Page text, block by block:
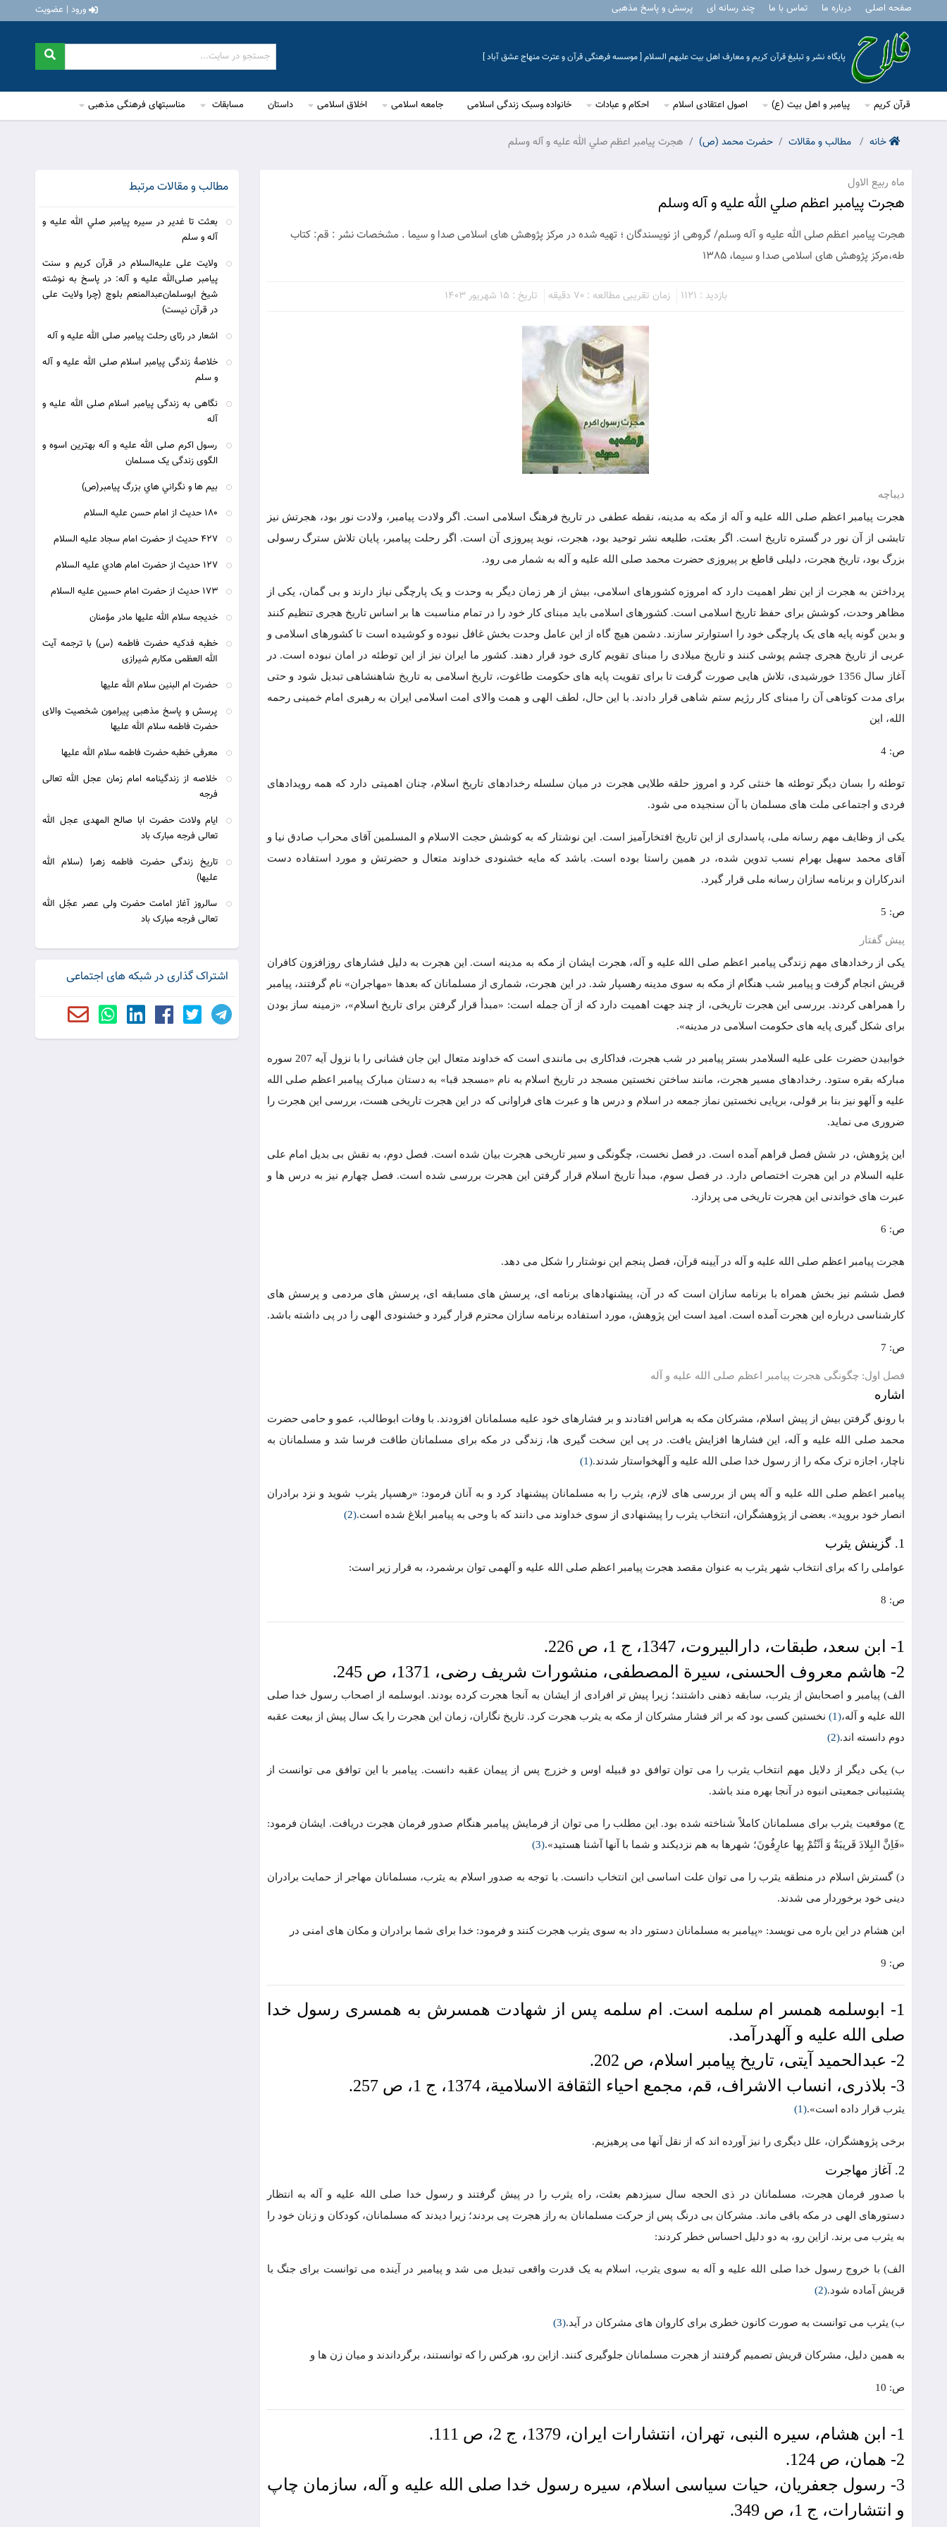
صفحه اصلی درباره ما تماس با ما چند رسانه ای پرسش و پاسخ مذهبی ورود | عضویت
پایگاه نشر و تبلیغ قرآن کریم و معارف اهل بیت علیهم السلام [ موسسه فرهنگی قرآن و عترت منهاج عشق آباد ]
قرآن کریم پیامبر و اهل بیت (ع) اصول اعتقادی اسلام احکام و عبادات خانواده وسبک زندگی اسلامی جامعه اسلامی اخلاق اسلامی داستان مسابقات مناسبتهای فرهنگی مذهبی
خانه مطالب و مقالات حضرت محمد (ص) هجرت پيامبر اعظم صلي الله عليه و آله وسلم
ماه ربیع الاول
هجرت پيامبر اعظم صلي الله عليه و آله وسلم
هجرت پیامبر اعظم صلی الله علیه و آله وسلم/ گروهی از نویسندگان ؛ تهیه شده در مرکز پژوهش های اسلامی صدا و سیما . مشخصات نشر : قم: کتاب
طه،مرکز پژوهش های اسلامی صدا و سیما، 1385
بازدید : 1121 زمان تقریبی مطالعه : 70 دقیقه تاریخ : 15 شهریور 1403
دیباچه
هجرت پیامبر اعظم صلی الله علیه و آله از مکه به مدینه، نقطه عطفی در تاریخ فرهنگ اسلامی است. اگر ولادت پیامبر، ولادت نور بود، هجرتش نیز
تابشی از آن نور در گستره تاریخ است. اگر بعثت، طلیعه نشر توحید بود، هجرت، نوید پیروزی آن است. اگر رحلت پیامبر، پایان تلاش سترگ رسولی
بزرگ بود، تاریخ هجرت، دلیلی قاطع بر پیروزی حضرت محمد صلی الله علیه و آله به شمار می رود.
پرداختن به هجرت از این نظر اهمیت دارد که امروزه کشورهای اسلامی، بیش از هر زمان دیگر به وحدت و یک پارچگی نیاز دارند و بی گمان، یکی از
مظاهر وحدت، کوشش برای حفظ تاریخ اسلامی است. کشورهای اسلامی باید مبنای کار خود را در تمام مناسبت ها بر اساس تاریخ هجری تنظیم کنند
و بدین گونه پایه های یک پارچگی خود را استوارتر سازند. دشمن هیچ گاه از این عامل وحدت بخش غافل نبوده و کوشیده است تا کشورهای اسلامی و
عربی از تاریخ هجری چشم پوشی کنند و تاریخ میلادی را مبنای تقویم کاری خود قرار دهند. کشور ما ایران نیز از این توطئه در امان نبوده است. در
آغاز سال 1356 خورشیدی، تلاش هایی صورت گرفت تا برای تقویت پایه های حکومت طاغوت، تاریخ اسلامی به تاریخ شاهنشاهی تبدیل شود و حتی
برای مدت کوتاهی آن را مبنای کار رژیم ستم شاهی قرار دادند. با این حال، لطف الهی و همت والای امت اسلامی ایران به رهبری امام خمینی رحمه
الله، این
ص: 4
توطئه را بسان دیگر توطئه ها خنثی کرد و امروز حلقه طلایی هجرت در میان سلسله رخدادهای تاریخ اسلام، چنان اهمیتی دارد که همه رویدادهای
فردی و اجتماعی ملت های مسلمان با آن سنجیده می شود.
یکی از وظایف مهم رسانه ملی، پاسداری از این تاریخ افتخارآمیز است. این نوشتار که به کوشش حجت الاسلام و المسلمین آقای محراب صادق نیا و
آقای محمد سهیل بهرام نسب تدوین شده، در همین راستا بوده است. باشد که مایه خشنودی خداوند متعال و حضرتش و مورد استفاده دست
اندرکاران و برنامه سازان رسانه ملی قرار گیرد.
ص: 5
پیش گفتار
یکی از رخدادهای مهم زندگی پیامبر اعظم صلی الله علیه و آله، هجرت ایشان از مکه به مدینه است. این هجرت به دلیل فشارهای روزافزون کافران
قریش انجام گرفت و پیامبر شب هنگام از مکه به سوی مدینه رهسپار شد. در این هجرت، شماری از مسلمانان که بعدها «مهاجران» نام گرفتند، پیامبر
را همراهی کردند. بررسی این هجرت تاریخی، از چند جهت اهمیت دارد که از آن جمله است: «مبدأ قرار گرفتن برای تاریخ اسلام»، «زمینه ساز بودن
برای شکل گیری پایه های حکومت اسلامی در مدینه».
خوابیدن حضرت علی علیه السلامدر بستر پیامبر در شب هجرت، فداکاری بی مانندی است که خداوند متعال این جان فشانی را با نزول آیه 207 سوره
مبارکه بقره ستود. رخدادهای مسیر هجرت، مانند ساختن نخستین مسجد در تاریخ اسلام به نام «مسجد قبا» به دستان مبارک پیامبر اعظم صلی الله
علیه و آلهو نیز بنا بر قولی، برپایی نخستین نماز جمعه در اسلام و درس ها و عبرت های فراوانی که در این هجرت تاریخی هست، بررسی این هجرت را
ضروری می نماید.
این پژوهش، در شش فصل فراهم آمده است. در فصل نخست، چگونگی و سیر تاریخی هجرت بیان شده است. فصل دوم، به نقش بی بدیل امام علی
علیه السلام در این هجرت اختصاص دارد. در فصل سوم، مبدأ تاریخ اسلام قرار گرفتن این هجرت بررسی شده است. فصل چهارم نیز به درس ها و
عبرت های خواندنی این هجرت تاریخی می پردازد.
ص: 6
هجرت پیامبر اعظم صلی الله علیه و آله در آیینه قرآن، فصل پنجم این نوشتار را شکل می دهد.
فصل ششم نیز بخش همراه با برنامه سازان است که در آن، پیشنهادهای برنامه ای، پرسش های مسابقه ای، پرسش های مردمی و پرسش های
کارشناسی درباره این هجرت آمده است. امید است این پژوهش، مورد استفاده برنامه سازان محترم قرار گیرد و خشنودی الهی را در پی داشته باشد.
ص: 7
فصل اول: چگونگی هجرت پیامبر اعظم صلی الله علیه و آله
اشاره
با رونق گرفتن بیش از پیش اسلام، مشرکان مکه به هراس افتادند و بر فشارهای خود علیه مسلمانان افزودند. با وفات ابوطالب، عمو و حامی حضرت
محمد صلی الله علیه و آله، این فشارها افزایش یافت. در پی این سخت گیری ها، زندگی در مکه برای مسلمانان طاقت فرسا شد و مسلمانان به
ناچار، اجازه ترک مکه را از رسول خدا صلی الله علیه و آلهخواستار شدند.(1)
پیامبر اعظم صلی الله علیه و آله پس از بررسی های لازم، یثرب را به مسلمانان پیشنهاد کرد و به آنان فرمود: «رهسپار یثرب شوید و نزد برادران
انصار خود بروید». بعضی از پژوهشگران، انتخاب یثرب را پیشنهادی از سوی خداوند می دانند که با وحی به پیامبر ابلاغ شده است.(2)
1. گزینش یثرب
عواملی را که برای انتخاب شهر یثرب به عنوان مقصد هجرت پیامبر اعظم صلی الله علیه و آلهمی توان برشمرد، به قرار زیر است:
ص: 8
1- ابن سعد، طبقات، دارالبیروت، 1347، ج 1، ص 226.
2- هاشم معروف الحسنی، سیرة المصطفی، منشورات شریف رضی، 1371، ص 245.
الف) پیامبر و اصحابش از یثرب، سابقه ذهنی داشتند؛ زیرا پیش تر افرادی از ایشان به آنجا هجرت کرده بودند. ابوسلمه از اصحاب رسول خدا صلی
الله علیه و آله،(1)
نخستین کسی بود که بر اثر فشار مشرکان از مکه به یثرب هجرت کرد. تاریخ نگاران، زمان این هجرت را یک سال پیش از بیعت عقبه
دوم دانسته اند.(2)
ب) یکی دیگر از دلایل مهم انتخاب یثرب را می توان توافق دو قبیله اوس و خزرج پس از پیمان عقبه دانست. پیامبر با این توافق می توانست از
پشتیبانی جمعیتی انبوه در آنجا بهره مند باشد.
ج) موقعیت یثرب برای مسلمانان کاملاً شناخته شده بود. این مطلب را می توان از فرمایش پیامبر هنگام صدور فرمان هجرت دریافت. ایشان فرمود:
«فَاِنَّ البِلادَ قَریبَةٌ وَ اَنْتُمْ بِها عارِفُونَ؛ شهرها به هم نزدیکند و شما با آنها آشنا هستید».(3)
د) گسترش اسلام در منطقه یثرب را می توان علت اساسی این انتخاب دانست. با توجه به صدور اسلام به یثرب، مسلمانان مهاجر از حمایت برادران
دینی خود برخوردار می شدند.
ابن هشام در این باره می نویسد: «پیامبر به مسلمانان دستور داد به سوی یثرب هجرت کنند و فرمود: خدا برای شما برادران و مکان های امنی در
ص: 9
1- ابوسلمه همسر ام سلمه است. ام سلمه پس از شهادت همسرش به همسری رسول خدا
صلی الله علیه و آلهدرآمد.
2- عبدالحمید آیتی، تاریخ پیامبر اسلام، ص 202.
3- بلاذری، انساب الاشراف، قم، مجمع احیاء الثقافة الاسلامیة، 1374، ج 1، ص 257.
یثرب قرار داده است».(1)
برخی پژوهشگران، علل دیگری را نیز آورده اند که از نقل آنها می پرهیزیم.
2. آغاز مهاجرت
با صدور فرمان هجرت، مسلمانان در ذی الحجه سال سیزدهم بعثت، راه یثرب را در پیش گرفتند و رسول خدا صلی الله علیه و آله به انتظار
دستورهای الهی در مکه باقی ماند. مشرکان بی درنگ پس از حرکت مسلمانان به راز هجرت پی بردند؛ زیرا دیدند که مسلمانان، کودکان و زنان خود را
به یثرب می برند. ازاین رو، به دو دلیل احساس خطر کردند:
الف) با خروج رسول خدا صلی الله علیه و آله به سوی یثرب، اسلام به یک قدرت واقعی تبدیل می شد و پیامبر در آینده می توانست برای جنگ با
قریش آماده شود.(2)
ب) یثرب می توانست به صورت کانون خطری برای کاروان های مشرکان در آید.(3)
به همین دلیل، مشرکان قریش تصمیم گرفتند از هجرت مسلمانان جلوگیری کنند. ازاین رو، هرکس را که توانستند، برگرداندند و میان زن ها و
ص: 10
1- ابن هشام، سیره النبی، تهران، انتشارات ایران، 1379، ج 2، ص 111.
2- همان، ص 124.
3- رسول جعفریان، حیات سیاسی اسلام، سیره رسول خدا صلی الله علیه و آله، سازمان چاپ
و انتشارات، ج 1، ص 349.
مطالب و مقالات مرتبط
بعثت تا غدير در سيره پيامبر صلي الله عليه و
آله و سلم
ولایت علی علیه‌السلام در قرآن کریم و سنت
پیامبر صلی‌الله علیه و آله: در پاسخ به نوشته
شیخ ابوسلمان‌عبدالمنعم بلوچ (چرا ولایت علی
در قرآن نیست)
اشعار در رثای رحلت پیامبر صلی الله علیه و آله
خلاصۀ زندگی پیامبر اسلام صلی الله علیه و آله
و سلم
نگاهی به زندگی پیامبر اسلام صلی الله علیه و
آله
رسول اکرم صلی الله علیه و آله بهترین اسوه و
الگوی زندگی یک مسلمان
بيم ها و نگراني هاي بزرگ پيامبر(ص)
180 حديث از امام حسن عليه السلام
427 حديث از حضرت امام سجاد عليه السلام
127 حديث از حضرت امام هادي عليه السلام
173 حديث از حضرت امام حسين عليه السلام
خدیجه سلام الله علیها مادر مؤمنان
خطبه فدکیه حضرت فاطمه (س) با ترجمه آیت
الله العظمی مکارم شیرازی
حضرت ام البنین سلام الله علیها
پرسش و پاسخ مذهبی پیرامون شخصیت والای
حضرت فاطمه سلام الله علیها
معرفی خطبه حضرت فاطمه سلام الله علیها
خلاصه از زندگینامه امام زمان عجل الله تعالی
فرجه
ایام ولادت حضرت ابا صالح المهدی عجل الله
تعالی فرجه مبارک باد
تاریخ زندگی حضرت فاطمه زهرا (سلام الله
علیها)
سالروز آغاز امامت حضرت ولی عصر عجّل الله
تعالی فرجه مبارک باد
اشتراک گذاری در شبکه های اجتماعی